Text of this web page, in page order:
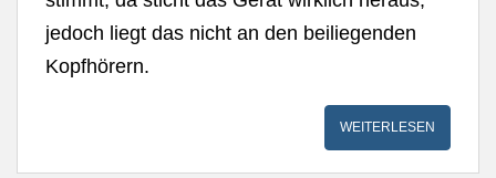
jedoch liegt das nicht an den beiliegenden
Kopfhörern.
WEITERLESEN